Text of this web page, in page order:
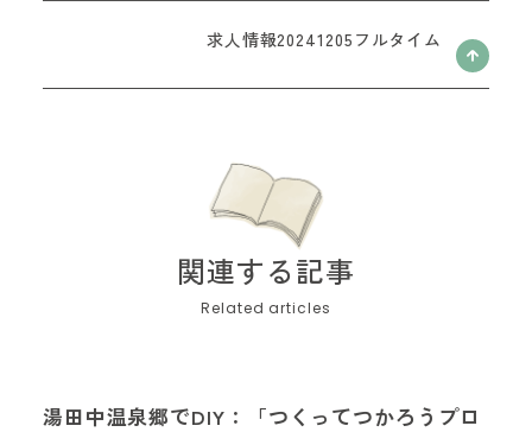
求人情報20241205フルタイム
関連する記事
湯田中温泉郷でDIY：「つくってつかろうプロ